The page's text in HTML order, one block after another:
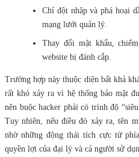
Chỉ đột nhập và phá hoại
mạng lưới quản lý.
Thay đổi mật khẩu,
website bị đánh cắp.
Trường hợp này thuộc diện bất khả
rất khó xảy ra vì hệ thống bảo mật
nên buộc hacker phải có trình độ
Tuy nhiên, nếu điều đó xảy ra, tên
nhờ những động thái tích cực từ
quyền lợi của đại lý và cả người sử